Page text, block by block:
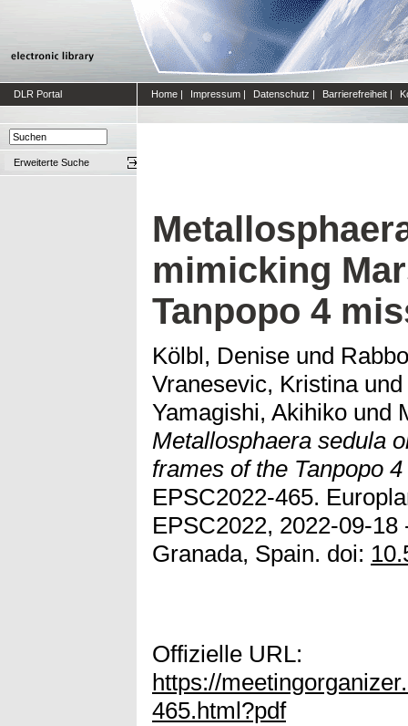
DLR Portal Home | Impressum | Datenschutz | Barrierefreiheit |
Erweiterte Suche
mimicking
Tanpopo 4
Kölbl, Denise und
Vranesevic, Kristinaund
Yamagishi, Akihiko und
Metallosphaera sedula
frames of the Tanpopo
EPSC2022-465.
EPSC2022, 2022-09-
Granada, Spain. doi:
Offizielle URL:
https://
465.html?pdf